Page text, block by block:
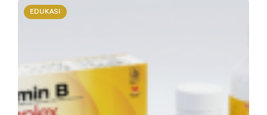
EDUKASI